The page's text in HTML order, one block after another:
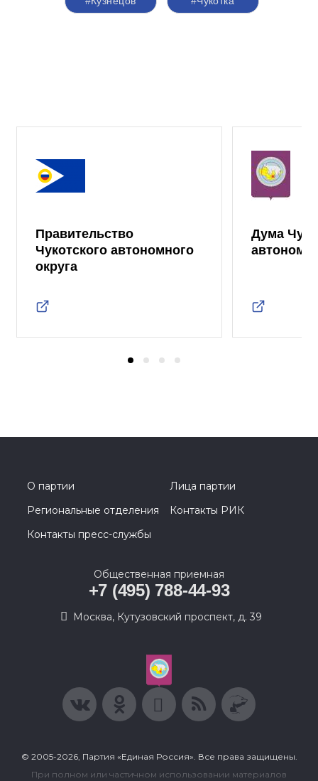
Правительство
Чукотского автономного
округа
Дума
О партии
Лица партии
Региональные отделения
Контакты РИК
Контакты пресс-службы
Общественная приемная
+7 (495) 788-44-93
Москва, Кутузовский проспект, д. 39
© 2005-2026, Партия «Единая Россия». Все права защищены.
При полном или частичном использовании материалов